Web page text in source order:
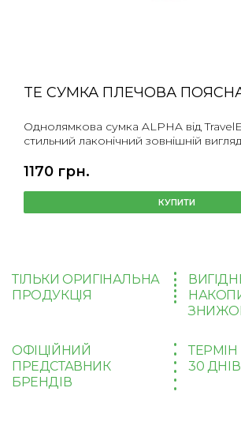
TE СУМКА ПЛЕЧОВА ПОЯСНА
Однолямкова сумка ALPHA від
стильний лаконічний зовнішній
1170 грн.
КУПИТИ
ТІЛЬКИ ОРИГІНАЛЬНА
ПРОДУКЦІЯ
ОФІЦІЙНИЙ
ПРЕДСТАВНИК
БРЕНДІВ
30 ДНІВ